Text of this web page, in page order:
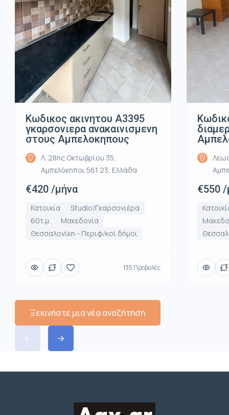
Κωδικος ακινητου Α3395
γκαρσονιερα ανακαινισμενη
στους Αμπελοκηπους
Λ. 28ης Οκτωβρίου 35,
Αμπελόκηποι 561 23, Ελλάδα
€420 /μήνα
Κατοικία
Studio/Γκαρσονιέρα
60τ.μ.
Μακεδονία
Θεσσαλονίκη - Περιφ/κοί δήμοι
135 Προβολές
€550
Ξεκινήστε μια νέα αναζήτηση